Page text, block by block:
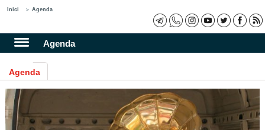
Inici Agenda
Agenda
Agenda